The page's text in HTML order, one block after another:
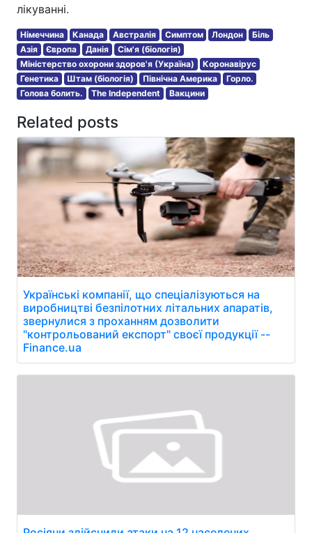
лікуванні.
Німеччина Канада Австралія Симптом Лондон
Біль
Азія
Європа Данія
Сім'я (біологія)
Міністерство охорони здоров'я (Україна)
Коронавірус
Генетика
Штам (біологія) Північна Америка
Горло.
Голова болить.
The Independent Вакцини
Related posts
Українські компанії, що спеціалізуються на
виробництві безпілотних літальних апаратів,
звернулися з проханням дозволити
"контрольований експорт" своєї продукції --
Finance.ua